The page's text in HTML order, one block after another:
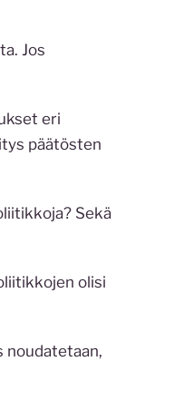
Jos
eri
päätösten
Sekä
olisi
noudatetaan,